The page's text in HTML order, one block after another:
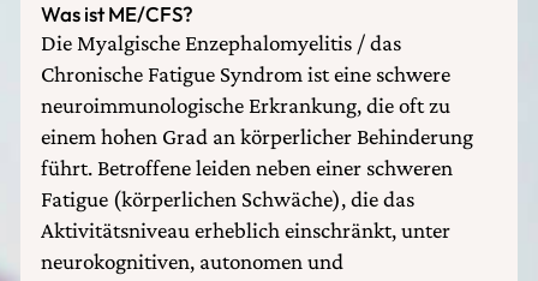
Was ist ME/CFS?
Die Myalgische Enzephalomyelitis / das
Chronische Fatigue Syndrom ist eine schwere
neuroimmunologische Erkrankung, die oft zu
einem hohen Grad an körperlicher Behinderung
führt. Betroffene leiden neben einer schweren
Fatigue (körperlichen Schwäche), die das
Aktivitätsniveau erheblich einschränkt, unter
neurokognitiven, autonomen und